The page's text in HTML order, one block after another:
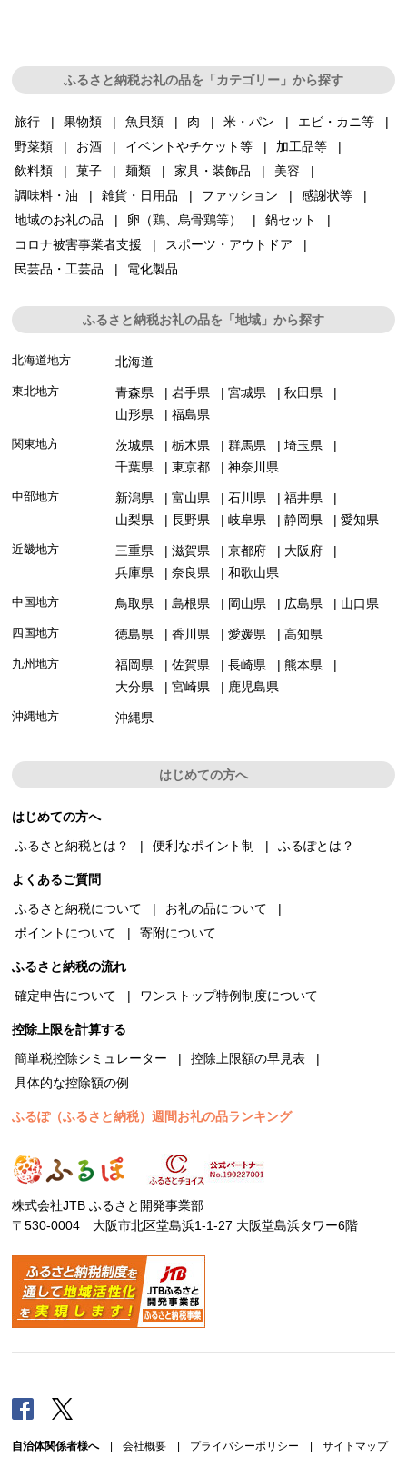
ふるさと納税お礼の品を「カテゴリー」から探す
旅行 果物類 魚貝類 肉 米・パン
エビ・カニ等
野菜類
お酒 イベントやチケット等
加工品等
飲料類
菓子 麺類 家具・装飾品
美容
調味料・油
雑貨・日用品 ファッション
感謝状等
地域のお礼の品
卵（鶏、烏骨鶏等）
鍋セット
コロナ被害事業者支援
スポーツ・アウトドア
民芸品・工芸品
電化製品
ふるさと納税お礼の品を「地域」から探す
北海道地方 北海道
東北地方 青森県 岩手県 宮城県
秋田県
山形県
福島県
関東地方 茨城県 栃木県 群馬県
埼玉県
千葉県
東京都 神奈川県
中部地方 新潟県 富山県 石川県
福井県
山梨県
長野県 岐阜県 静岡県 愛知県
近畿地方 三重県 滋賀県 京都府
大阪府
兵庫県
奈良県 和歌山県
中国地方 鳥取県 島根県 岡山県 広島県 山口県
四国地方 徳島県 香川県 愛媛県 高知県
九州地方 福岡県 佐賀県 長崎県
熊本県
大分県
宮崎県 鹿児島県
沖縄地方 沖縄県
はじめての方へ
はじめての方へ
ふるさと納税とは？
便利なポイント制 ふるぽとは？
よくあるご質問
ふるさと納税について
お礼の品について
ポイントについて
寄附について
ふるさと納税の流れ
確定申告について
ワンストップ特例制度について
控除上限を計算する
簡単税控除シミュレーター
控除上限額の早見表
具体的な控除額の例
ふるぽ（ふるさと納税）週間お礼の品ランキング
株式会社JTB ふるさと開発事業部
〒530-0004 大阪市北区堂島浜1-1-27 大阪堂島浜タワー6階
Facebook
自治体関係者様へ| 会社概要 プライバシーポリシー サイトマップ